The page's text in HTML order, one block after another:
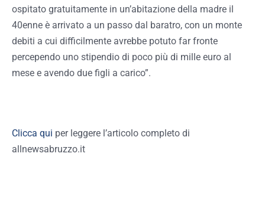
ospitato gratuitamente in un’abitazione della madre il
40enne è arrivato a un passo dal baratro, con un monte
debiti a cui difficilmente avrebbe potuto far fronte
percependo uno stipendio di poco più di mille euro al
mese e avendo due figli a carico”.
Clicca qui per leggere l’articolo completo di
allnewsabruzzo.it